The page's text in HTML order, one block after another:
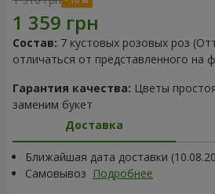
Состав: 7 кустовых розовых роз
отличаться от представленного на
Гарантия качества: Цветы
заменим букет
Доставка
Ближайшая дата доставки
Самовывоз Подробнее